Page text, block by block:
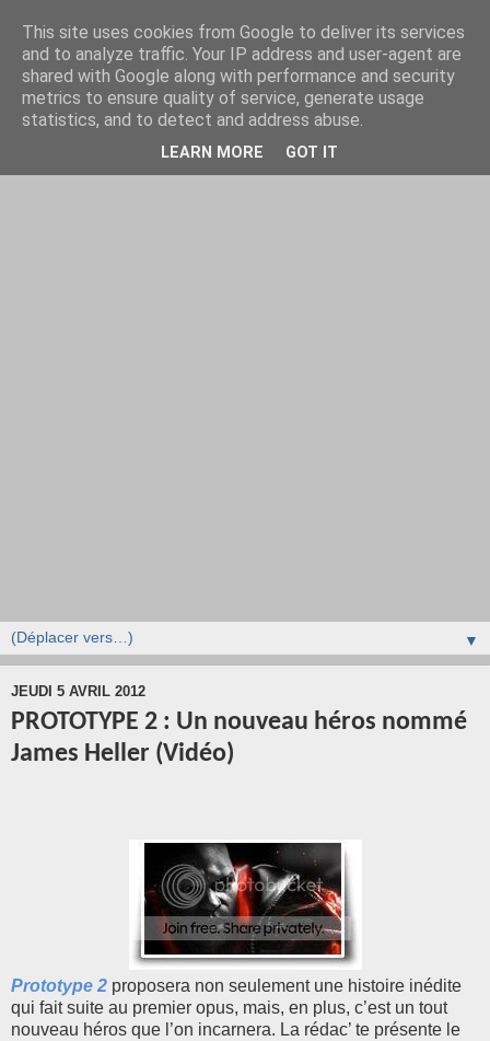
▼
JEUDI 5 AVRIL 2012
PROTOTYPE 2 : Un nouveau héros nommé
James Heller (Vidéo)
Prototype 2 proposera non seulement une histoire inédite
qui fait suite au premier opus, mais, en plus, c’est un tout
nouveau héros que l’on incarnera. La rédac’ te présente le
This site uses cookies from Google to deliver its services
and to analyze traffic. Your IP address and user-agent are
shared with Google along with performance and security
metrics to ensure quality of service, generate usage
statistics, and to detect and address abuse.
LEARN MORE GOT IT